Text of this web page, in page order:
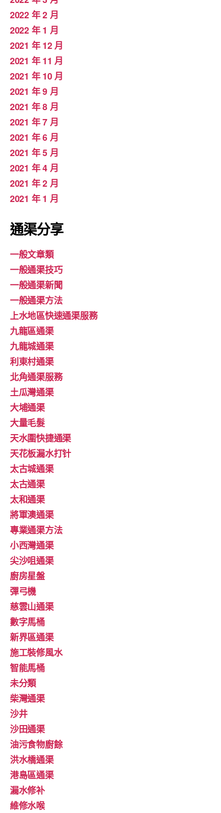
2022 年 2 月
2022 年 1 月
2021 年 12 月
2021 年 11 月
2021 年 10 月
2021 年 9 月
2021 年 8 月
2021 年 7 月
2021 年 6 月
2021 年 5 月
2021 年 4 月
2021 年 2 月
2021 年 1 月
通渠分享
一般文章類
一般通渠技巧
一般通渠新聞
一般通渠方法
上水地區快速通渠服務
九龍區通渠
九龍城通渠
利東村通渠
北角通渠服務
土瓜灣通渠
大埔通渠
大量毛髮
天水圍快捷通渠
天花板漏水打针
太古城通渠
太古通渠
太和通渠
將軍澳通渠
專業通渠方法
小西灣通渠
尖沙咀通渠
廚房星盤
彈弓機
慈雲山通渠
數字馬桶
新界區通渠
施工裝修風水
智能馬桶
未分類
柴灣通渠
沙井
沙田通渠
油污食物廚餘
洪水橋通渠
港島區通渠
漏水修补
維修水喉